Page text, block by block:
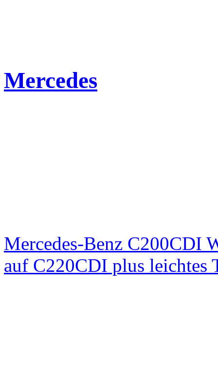
Mercedes
Mercedes-Benz C200CDI
auf C220CDI plus